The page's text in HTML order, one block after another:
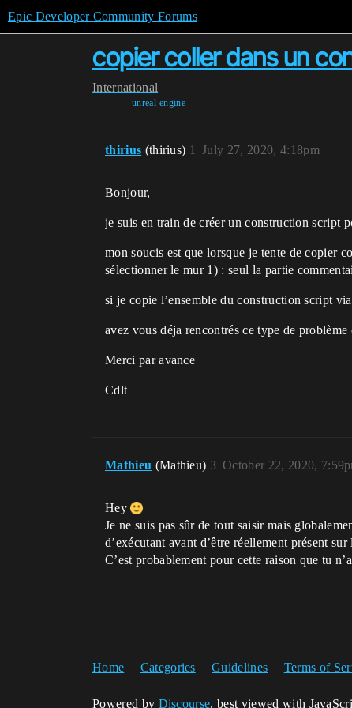
Epic Developer Community Forums
copier coller dans un
International
unreal-engine
thirius (thirius) July 27, 2020, 4:18pm
1
Bonjour,
je suis en train de créer un construction script
mon soucis est que lorsque je tente de copier
sélectionner le mur 1) : seul la partie
si je copie l’ensemble du construction script
avez vous déja rencontrés ce type de
Merci par avance
Cdlt
Mathieu (Mathieu) October 22, 2020,
3
Hey
Je ne suis pas sûr de tout saisir mais
d’exécutant avant d’être réellement présent sur
C’est probablement pour cette raison que tu
Home Categories Guidelines Terms of
Powered by Discourse, best viewed with